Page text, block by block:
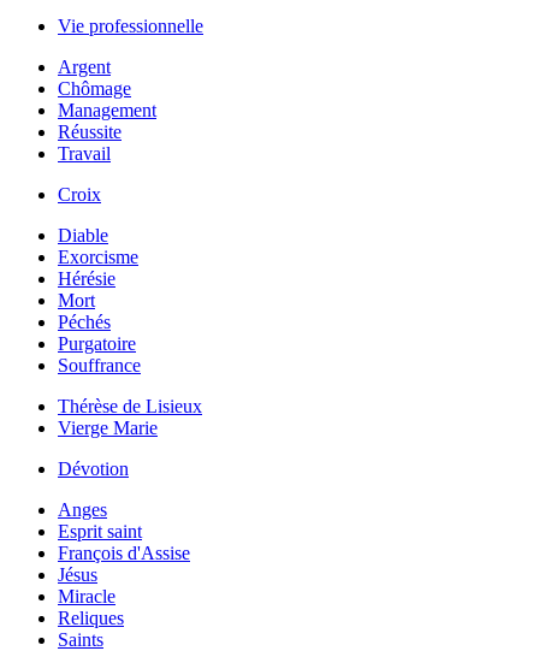
Vie professionnelle
Argent
Chômage
Management
Réussite
Travail
Croix
Diable
Exorcisme
Hérésie
Mort
Péchés
Purgatoire
Souffrance
Thérèse de Lisieux
Vierge Marie
Dévotion
Anges
Esprit saint
François d'Assise
Jésus
Miracle
Reliques
Saints